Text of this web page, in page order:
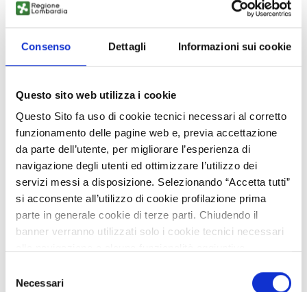
Consenso Dettagli Informazioni sui cookie
Questo sito web utilizza i cookie
Questo Sito fa uso di cookie tecnici necessari al corretto
funzionamento delle pagine web e, previa accettazione
da parte dell’utente, per migliorare l’esperienza di
navigazione degli utenti ed ottimizzare l’utilizzo dei
servizi messi a disposizione. Selezionando “Accetta tutti”
si acconsente all’utilizzo di cookie profilazione prima
parte in generale cookie di terze parti. Chiudendo il
banner verranno utilizzati solo i cookie tecnici necessari
Per conoscere i dettagli, consulta la nostra cookie policy.
delNecessari
Il convegno, occasione in cui verrà presentata la
collaborazione con CNA Brescia, mira a illustrare quali sono
opportunità di finanziamento messe a disposizione delle
sperimentale attraverso letecnologie abilitanti della Smart
Factory
Per iscriversi all’evento cliccare al seguente link.
Organizzatore: MADE Competence Center (in collaborazione
con CNA Brescianell’ambito di futura expo 2023)
Data e ora di inizio:martedì 10 ottobre 2023, ore 12
Luogo:Stand CNA - D19/E19 - Brixia Forum – Brescia